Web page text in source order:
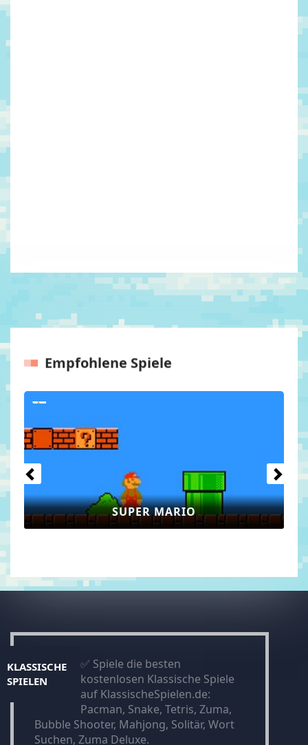
Empfohlene Spiele
SUPER MARIO
KLASSISCHE
SPIELEN
✅ Spiele die besten
kostenlosen Klassische Spiele
auf KlassischeSpielen.de:
Pacman, Snake, Tetris, Zuma,
Bubble Shooter, Mahjong, Solitär, Wort
Suchen, Zuma Deluxe.